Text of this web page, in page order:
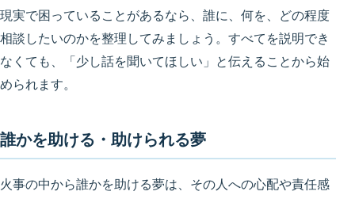
現実で困っていることがあるなら、誰に、何を、どの程度
相談したいのかを整理してみましょう。すべてを説明でき
なくても、「少し話を聞いてほしい」と伝えることから始
められます。
誰かを助ける・助けられる夢
火事の中から誰かを助ける夢は、その人への心配や責任感